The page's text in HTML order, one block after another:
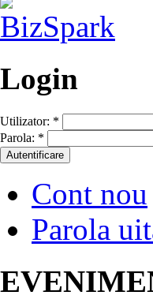
Login
Utilizator: *
Parola: *
Cont nou
Parola